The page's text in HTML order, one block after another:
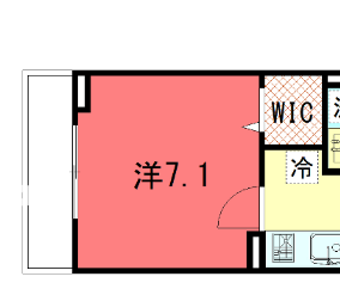
家族で住むならマンション？賃家？
一人暮らしの物件特集
ペット相談OKの賃貸！